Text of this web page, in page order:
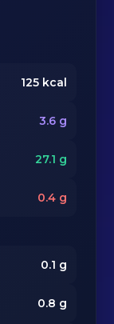
125kcal
3.6g
27.1 g
0.4g
0.1 g
0.8 g